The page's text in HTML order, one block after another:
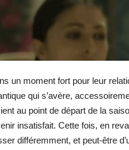
un moment fort pour leur
qui s’avère,
au point de départ de la
insatisfait. Cette fois, en
différemment, et peut-être